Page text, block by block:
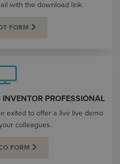
with the download link.
FORM
PROFESSIONAL
exited to offer a live live demo
colleagues.
FORM